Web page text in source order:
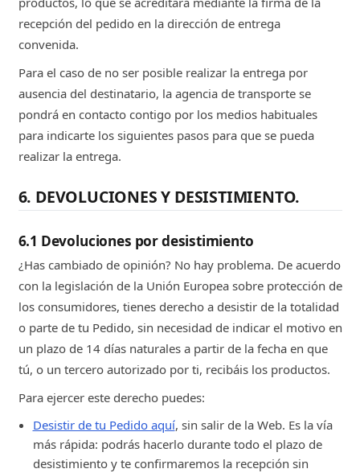
recepción del pedido en la dirección de entrega
convenida.
Para el caso de no ser posible realizar la entrega por
ausencia del destinatario, la agencia de transporte se
pondrá en contacto contigo por los medios habituales
para indicarte los siguientes pasos para que se pueda
realizar la entrega.
6. DEVOLUCIONES Y DESISTIMIENTO.
6.1 Devoluciones por desistimiento
¿Has cambiado de opinión? No hay problema. De acuerdo
con la legislación de la Unión Europea sobre protección de
los consumidores, tienes derecho a desistir de la totalidad
o parte de tu Pedido, sin necesidad de indicar el motivo en
un plazo de 14 días naturales a partir de la fecha en que
tú, o un tercero autorizado por ti, recibáis los productos.
Para ejercer este derecho puedes:
Desistir de tu Pedido aquí, sin salir de la Web. Es la vía
más rápida: podrás hacerlo durante todo el plazo de
desistimiento y te confirmaremos la recepción sin